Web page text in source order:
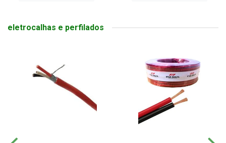
eletrocalhas e perfilados